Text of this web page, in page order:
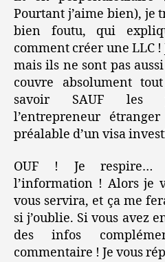
Pourtant j’aime bien), je
bien foutu, qui
comment créer une LLC !
mais ils ne sont pas
couvre absolument
savoir SAUF les
l’entrepreneur
préalable d’un visa
OUF ! Je respire…
l’information ! Alors je
vous servira, et ça me
si j’oublie. Si vous avez
des infos
commentaire ! Je vous